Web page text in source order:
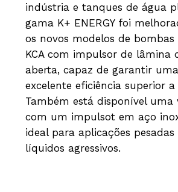
indústria e tanques de água
gama K+ ENERGY foi
os novos modelos de bombas
KCA com impulsor de lâmina
aberta, capaz de garantir uma
excelente eficiência superior a
Também está disponível uma
com um impulsot em aço
ideal para aplicações pesadas
líquidos agressivos.